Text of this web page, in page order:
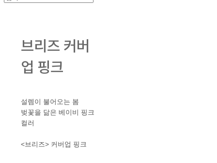
브리즈 커버
업 핑크
설렘이 불어오는 봄
벚꽃을 닮은 베이비 핑크
컬러
<브리즈> 커버업 핑크